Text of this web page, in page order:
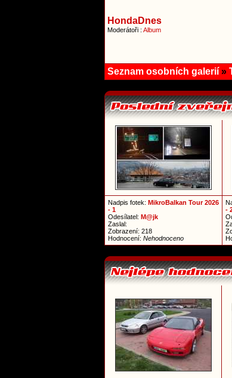
HondaDnes
Moderátoři : Album
Seznam osobních galerií »
Nadpis fotek: MikroBalkan Tour 2026
- 1
Odesílatel: M@jk
Zaslal:
Zobrazení: 218
Hodnocení: Nehodnoceno
-